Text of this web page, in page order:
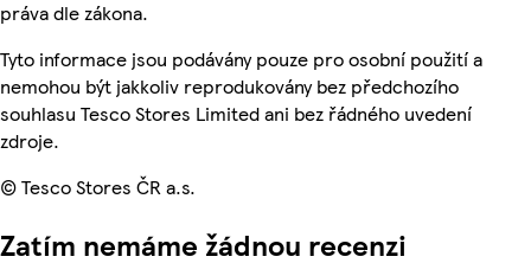
práva dle zákona.
Tyto informace jsou podávány pouze pro osobní použití a
nemohou být jakkoliv reprodukovány bez předchozího
souhlasu Tesco Stores Limited ani bez řádného uvedení
zdroje.
© Tesco Stores ČR a.s.
Zatím nemáme žádnou recenzi